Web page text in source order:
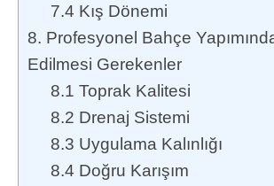
7.4 Kış Dönemi
8. Profesyonel Bahçe
Edilmesi Gerekenler
8.1 Toprak Kalitesi
8.2 Drenaj Sistemi
8.3 Uygulama Kalınlığı
8.4 Doğru Karışım